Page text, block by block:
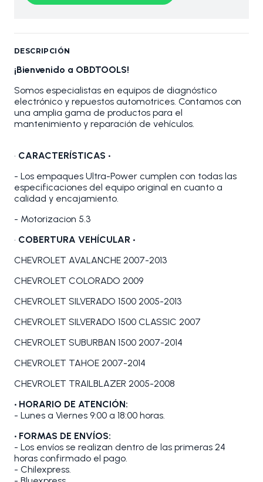
DESCRIPCIÓN
¡Bienvenido a OBDTOOLS!
Somos especialistas en equipos de diagnóstico
electrónico y repuestos automotrices. Contamos con
una amplia gama de productos para el
mantenimiento y reparación de vehículos.
• CARACTERÍSTICAS •
- Los empaques Ultra-Power cumplen con todas las
especificaciones del equipo original en cuanto a
calidad y encajamiento.
- Motorizacion 5.3
• COBERTURA VEHÍCULAR •
CHEVROLET AVALANCHE 2007-2013
CHEVROLET COLORADO 2009
CHEVROLET SILVERADO 1500 2005-2013
CHEVROLET SILVERADO 1500 CLASSIC 2007
CHEVROLET SUBURBAN 1500 2007-2014
CHEVROLET TAHOE 2007-2014
CHEVROLET TRAILBLAZER 2005-2008
• HORARIO DE ATENCIÓN:
- Lunes a Viernes 9:00 a 18:00 horas.
• FORMAS DE ENVÍOS:
- Los envíos se realizan dentro de las primeras 24
horas confirmado el pago.
- Chilexpress.